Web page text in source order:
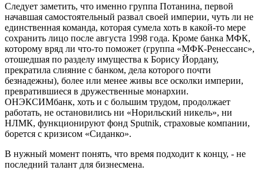
Следует заметить, что именно группа Потанина, первой
начавшая самостоятельный развал своей империи, чуть ли не
единственная команда, которая сумела хоть в какой-то мере
сохранить лицо после августа 1998 года. Кроме банка МФК,
которому вряд ли что-то поможет (группа «МФК-Ренессанс»,
отошедшая по разделу имущества к Борису Йордану,
прекратила слияние с банком, дела которого почти
безнадежны), более или менее живы все осколки империи,
превратившиеся в дружественные монархии.
ОНЭКСИМбанк, хоть и с большим трудом, продолжает
работать, не остановились ни «Норильский никель», ни
НЛМК, функционируют фонд Sputnik, страховые компании,
борется с кризисом «Сиданко».
В нужный момент понять, что время подходит к концу, - не
последний талант для бизнесмена.